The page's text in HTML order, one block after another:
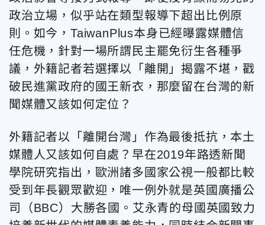
政治立場，似乎站在類型報導下超出比例原
則。如今，TaiwanPlus本身已經曝露媒體信
任危機，針對一場所謂民主罷免衍生各種爭
議，外籍記者若選擇以「離開」揭露不堪，戳
破民進黨政府的國王新衣，那麼留在台灣的新
聞媒體又該如何定位？
外籍記者以「離開台灣」作為最後抵抗，本土
媒體人又該如何自處？早在2019年路透新聞
學院研究指出，歐洲諸多國家公視一般都比較
受到年長觀眾歡迎，唯一例外就是英國廣播公
司（BBC）大勝各國。艾永青的母國英國致力